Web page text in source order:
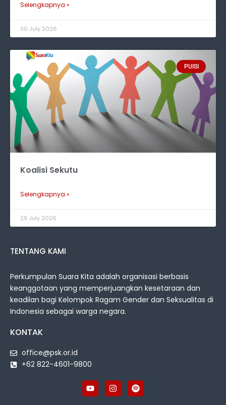
Selengkapnya »
30 July 2026
PUISI
Koalisi Sekutu
Selengkapnya »
29 July 2026
TENTANG KAMI
Perkumpulan Suara Kita adalah organisasi berbasis
keanggotaan yang memperjuangkan kesetaraan dan
keadilan bagi Kelompok Ragam Gender dan Seksualitas di
Indonesia sebagai warga negara.
KONTAK
office@psk.or.id
+62 822-4601-9800